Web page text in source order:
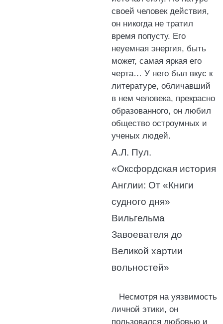
своей человек действия,
он никогда не тратил
время попусту. Его
неуемная энергия, быть
может, самая яркая его
черта… У него был вкус к
литературе, обличавший
в нем человека, прекрасно
образованного, он любил
общество остроумных и
ученых людей.
А.Л. Пул.
«Оксфордская история
Англии: От «Книги
судного дня»
Вильгельма
Завоевателя до
Великой хартии
вольностей»
Несмотря на уязвимость
личной этики, он
пользовался любовью и